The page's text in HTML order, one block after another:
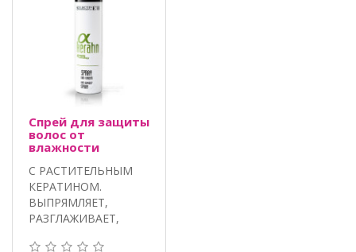
Спрей для защиты
волос от
влажности
С РАСТИТЕЛЬНЫМ
КЕРАТИНОМ.
ВЫПРЯМЛЯЕТ,
РАЗГЛАЖИВАЕТ,